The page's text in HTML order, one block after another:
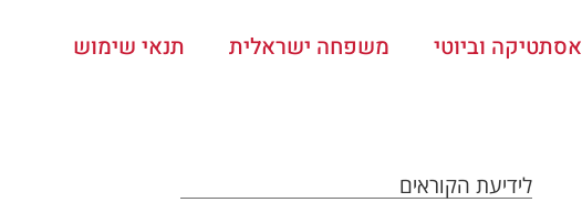
אסתטיקה וביוטי משפחה ישראלית תנאי שימוש
לידיעת הקוראים